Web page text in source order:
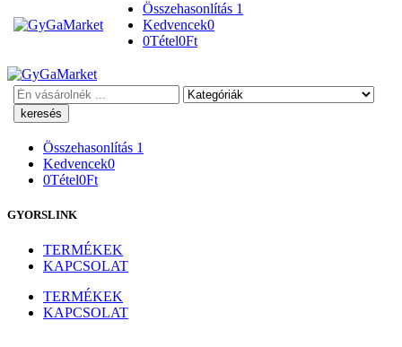
Összehasonlítás 1
Kedvencek0
0Tétel0Ft
Keresés
Összehasonlítás 1
Kedvencek0
0Tétel0Ft
GYORSLINK
TERMÉKEK
KAPCSOLAT
TERMÉKEK
KAPCSOLAT